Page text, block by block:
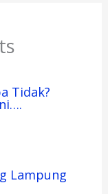
Tidak?
Lampung